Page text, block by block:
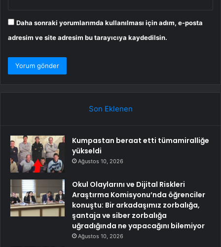
Daha sonraki yorumlarımda kullanılması için adım, e-posta
adresim ve site adresim bu tarayıcıya kaydedilsin.
Son Eklenen
Kumpastan beraat etti tümamiralliğe
yükseldi
Ağustos 10, 2026
Okul Olaylarını ve Dijital Riskleri
Araştırma Komisyonu’nda öğrenciler
konuştu: Bir arkadaşımız zorbalığa,
şantaja ve siber zorbalığa
uğradığında ne yapacağını bilemiyor
Ağustos 10, 2026